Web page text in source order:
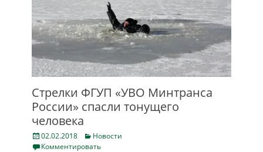
Стрелки ФГУП «УВО Минтранса
России» спасли тонущего
человека
Posted
on
02.02.2018 Categories
Новости
Комментировать